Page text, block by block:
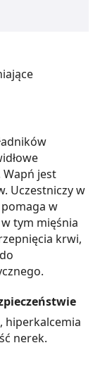
jest
Uczestniczy w
w
tym mięśnia
krwi,
hiperkalcemia
nerek.